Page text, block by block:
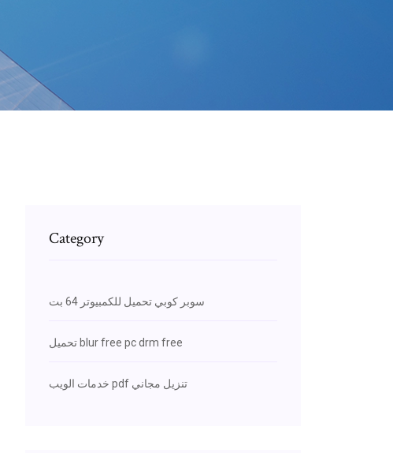
Category
سوبر كوبي تحميل للكمبيوتر 64 بت
تحميل blur free pc drm free
خدمات الويب pdf تنزيل مجاني